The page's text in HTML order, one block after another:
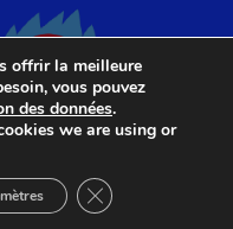
offrir la meilleure
vous pouvez
des données.
we are using or
Fermer la